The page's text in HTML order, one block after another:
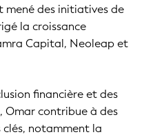
mené des initiatives de
la croissance
Capital, Neoleap et
financière et des
Omar contribue à des
notamment la